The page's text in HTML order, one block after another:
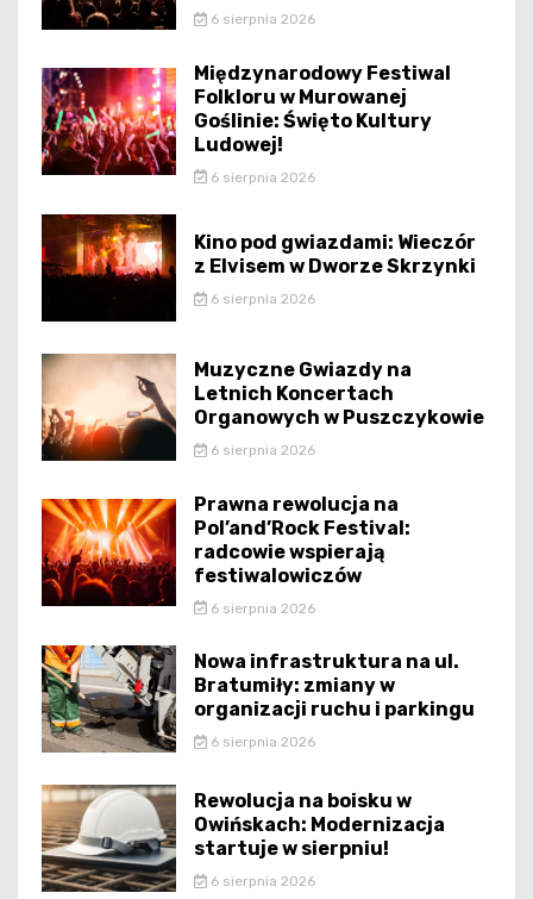
6 sierpnia 2026
Międzynarodowy Festiwal
Folkloru w Murowanej
Goślinie: Święto Kultury
Ludowej!
6 sierpnia 2026
Kino pod gwiazdami: Wieczór
z Elvisem w Dworze Skrzynki
6 sierpnia 2026
Muzyczne Gwiazdy na
Letnich Koncertach
Organowych w Puszczykowie
6 sierpnia 2026
Prawna rewolucja na
Pol’and’Rock Festival:
radcowie wspierają
festiwalowiczów
6 sierpnia 2026
Nowa infrastruktura na ul.
Bratumiły: zmiany w
organizacji ruchu i parkingu
6 sierpnia 2026
Rewolucja na boisku w
Owińskach: Modernizacja
startuje w sierpniu!
6 sierpnia 2026